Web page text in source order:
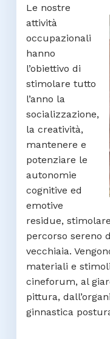
Le nostre
attività
occupazionali
hanno
l’obiettivo di
stimolare tutto
l’anno la
socializzazione,
la creatività,
mantenere e
potenziare le
autonomie
cognitive ed
emotive
residue,
percorso sereno
vecchiaia.
materiali e
cineforum, al
pittura,
ginnastica